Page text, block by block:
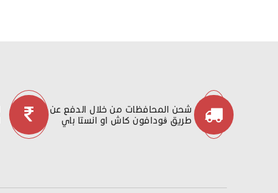
شحن المحافظات من خلال الدفع عن
طريق ڤودافون كاش او انستا باي